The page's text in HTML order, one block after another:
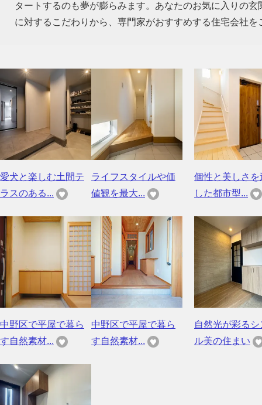
タートするのも夢が膨らみます。あなたのお気に入りの
に対するこだわりから、専門家がおすすめする住宅会社
愛犬と楽しむ土間テ
ラスのある...
ライフスタイルや価
値観を最大...
個性と美しさを
した都市型...
中野区で平屋で暮ら
す自然素材...
中野区で平屋で暮ら
す自然素材...
自然光が彩るシ
ル美の住まい